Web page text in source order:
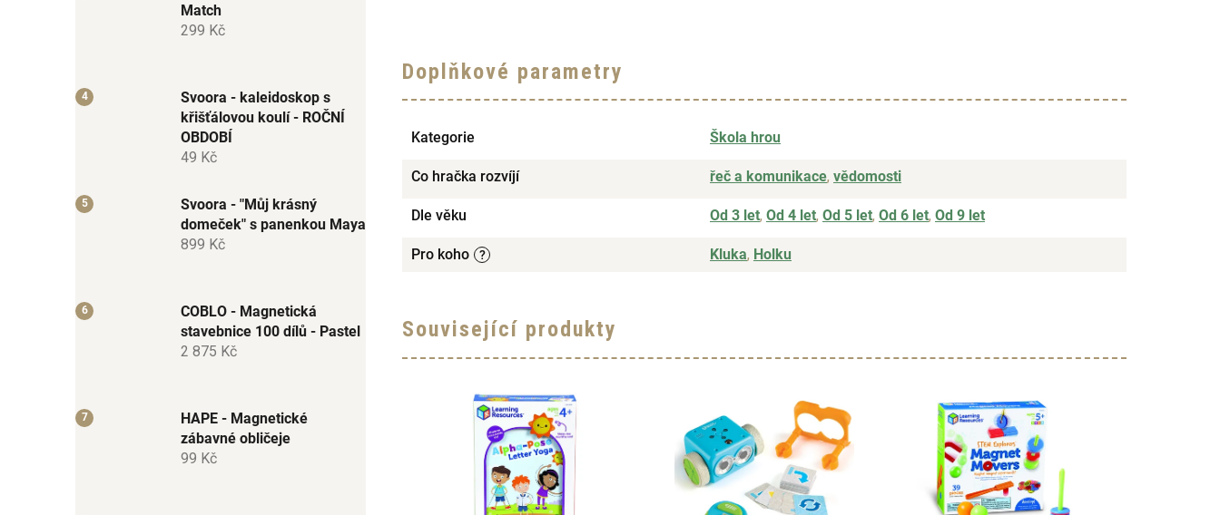
Match
299 Kč
Svoora - kaleidoskop s
křišťálovou koulí - ROČNÍ
OBDOBÍ
49 Kč
Svoora - "Můj krásný
domeček" s panenkou Maya
899 Kč
COBLO - Magnetická
stavebnice 100 dílů - Pastel
2 875 Kč
HAPE - Magnetické
zábavné obličeje
99 Kč
Doplňkové parametry
Kategorie Škola hrou
Co hračka rozvíjí řeč a komunikace, vědomosti
Dle věku Od 3 let, Od 4 let, Od 5 let, Od 6 let, Od 9 let
?
Pro koho Kluka, Holku
Související produkty